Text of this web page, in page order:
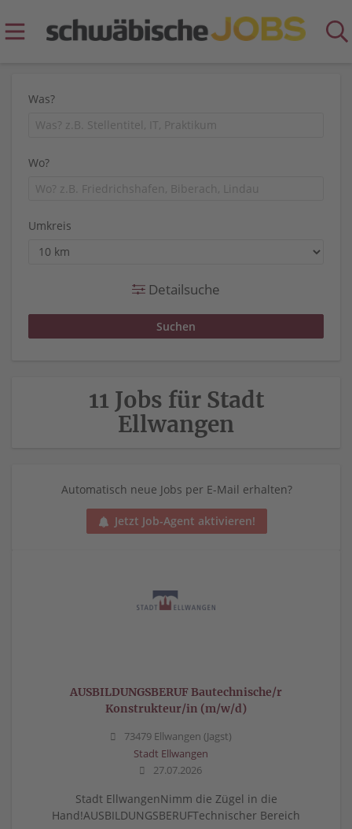
Was?
Wo?
Umkreis
Detailsuche
11 Jobs für Stadt
Ellwangen
Automatisch neue Jobs per E-Mail erhalten?
Jetzt Job-Agent aktivieren!
AUSBILDUNGSBERUF Bautechnische/r
Konstrukteur/in (m/w/d)
73479 Ellwangen (Jagst)
Stadt Ellwangen
27.07.2026
Stadt EllwangenNimm die Zügel in die
Hand!AUSBILDUNGSBERUFTechnischer Bereich